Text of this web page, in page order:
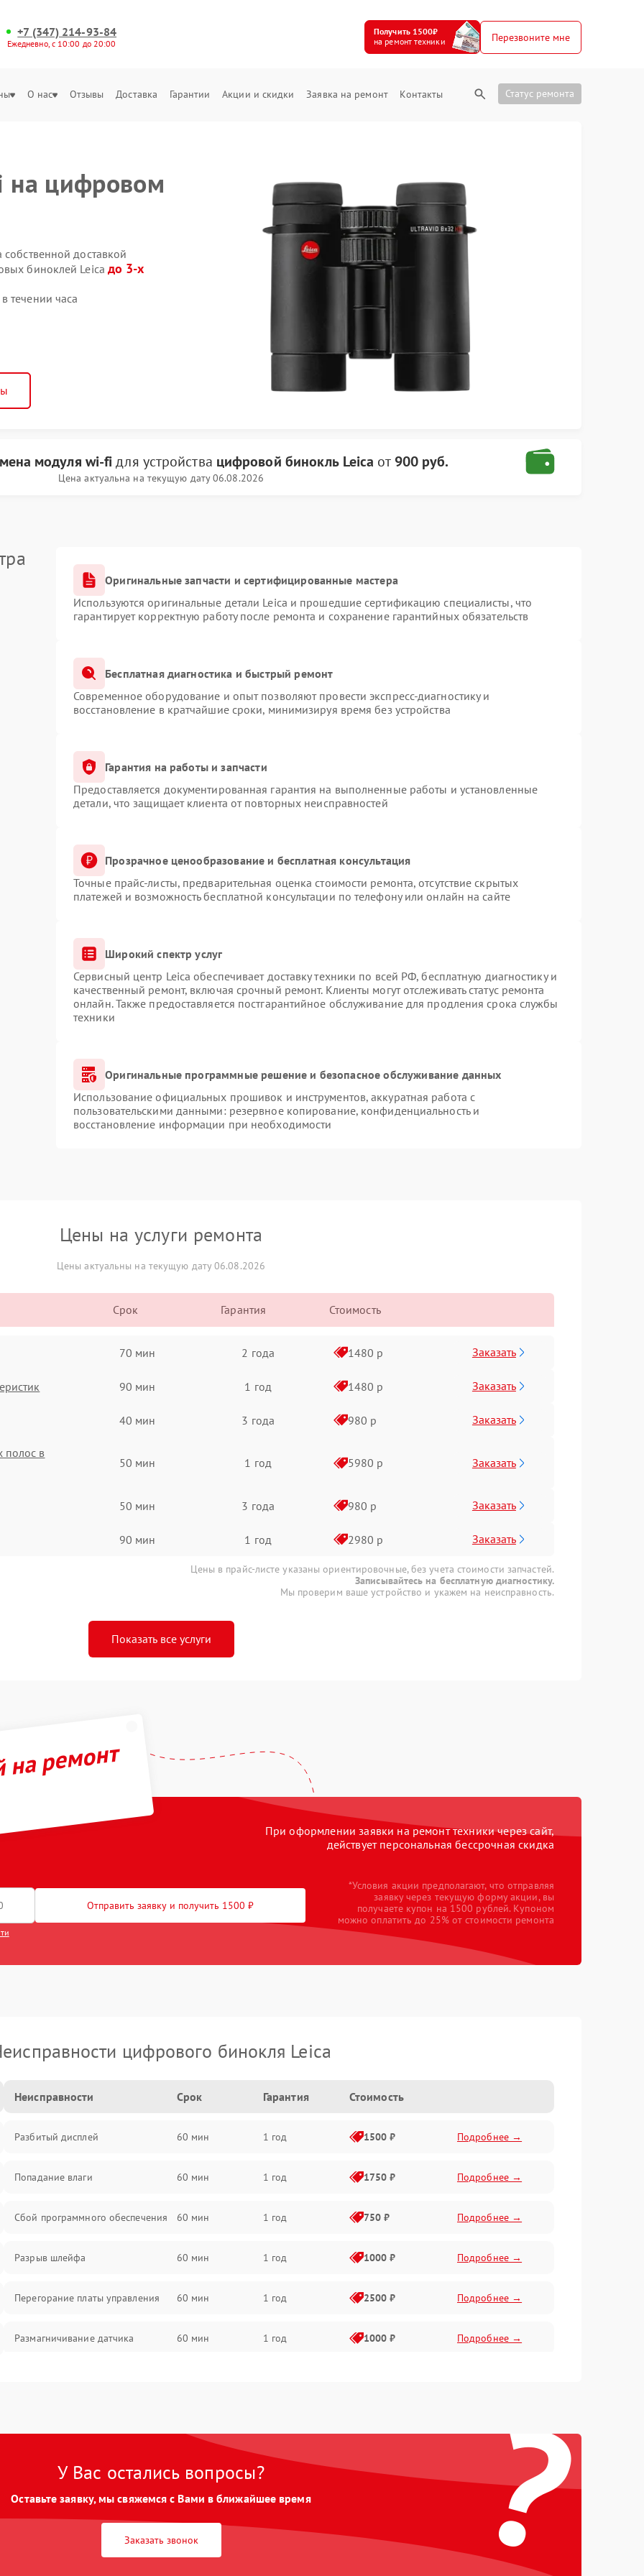
+7 (347) 214-93-84
Ежедневно, с 10:00 до 20:00
Получить 1500₽
на ремонт техники
Перезвоните мне
О нас Отзывы Доставка Гарантии Акции и скидки Заявка на ремонт Контакты Статус ремонта
на цифровом
доставкой
биноклей Leica до 3-х
течении часа
модуля wi-fiдля устройства цифровой бинокль Leica от 900 руб.
Цена актуальна на текущую дату 06.08.2026
Оригинальные запчасти и сертифицированные мастера
Используются оригинальные детали Leica и прошедшие сертификацию специалисты, что
гарантирует корректную работу после ремонта и сохранение гарантийных обязательств
Бесплатная диагностика и быстрый ремонт
Современное оборудование и опыт позволяют провести экспресс-диагностику и
восстановление в кратчайшие сроки, минимизируя время без устройства
Гарантия на работы и запчасти
Предоставляется документированная гарантия на выполненные работы и установленные
детали, что защищает клиента от повторных неисправностей
Прозрачное ценообразование и бесплатная консультация
Точные прайс-листы, предварительная оценка стоимости ремонта, отсутствие скрытых
платежей и возможность бесплатной консультации по телефону или онлайн на сайте
Широкий спектр услуг
Сервисный центр Leica обеспечивает доставку техники по всей РФ, бесплатную диагностику и
качественный ремонт, включая срочный ремонт. Клиенты могут отслеживать статус ремонта
онлайн. Также предоставляется постгарантийное обслуживание для продления срока службы
техники
Оригинальные программные решение и безопасное обслуживание данных
Использование официальных прошивок и инструментов, аккуратная работа с
пользовательскими данными: резервное копирование, конфиденциальность и
восстановление информации при необходимости
Цены на услуги ремонта
Цены актуальны на текущую дату 06.08.2026
Срок Гарантия Стоимость
70 мин 2 года 1480 р Заказать
90 мин 1 год 1480 р Заказать
40 мин 3 года 980 р Заказать
полос в
50 мин 1 год 5980 р Заказать
50 мин 3 года 980 р Заказать
90 мин 1 год 2980 р Заказать
Цены в прайс-листе указаны ориентировочные, без учета стоимости запчастей.
Записывайтесь на бесплатную диагностику.
Мы проверим ваше устройство и укажем на неисправность.
Показать все услуги
ремонт
При оформлении заявки на ремонт техники через сайт,
действует персональная бессрочная скидка
Отправить заявку и получить 1500 ₽
*Условия акции предполагают, что отправляя
заявку через текущую форму акции, вы
получаете купон на 1500 рублей. Купоном
можно оплатить до 25% от стоимости ремонта
цифрового бинокля Leica
Неисправности Срок Гарантия Стоимость
Разбитый дисплей 60 мин 1 год 1500 ₽ Подробнее →
Попадание влаги 60 мин 1 год 1750 ₽ Подробнее →
Сбой программного обеспечения 60 мин 1 год 750 ₽ Подробнее →
Разрыв шлейфа 60 мин 1 год 1000 ₽ Подробнее →
Перегорание платы управления 60 мин 1 год 2500 ₽ Подробнее →
Размагничивание датчика 60 мин 1 год 1000 ₽ Подробнее →
Разрядка аккумулятора за коркое 60 мин 1 год 1000 ₽
Перегрев устройства 60 мин Подробнее →
?
У Вас остались вопросы?
Оставьте заявку, мы свяжемся с Вами в ближайшее время
Заказать звонок